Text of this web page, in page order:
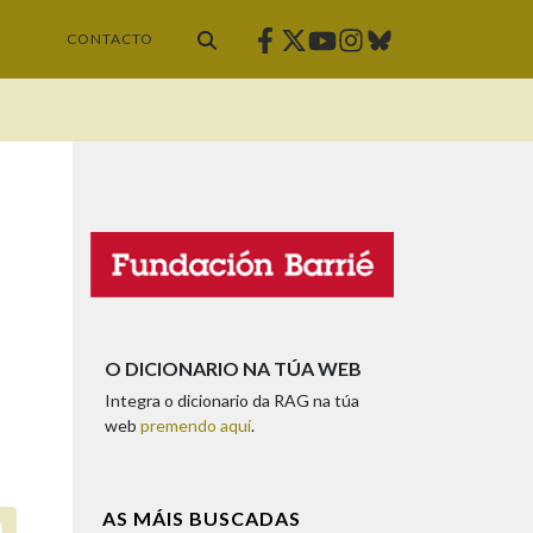
CONTACTO Facebook
Twitter
Youtube
Instagram
Bluesky
O DICIONARIO NA TÚA WEB
Integra o dicionario da RAG na túa
web premendo aquí.
AS MÁIS BUSCADAS